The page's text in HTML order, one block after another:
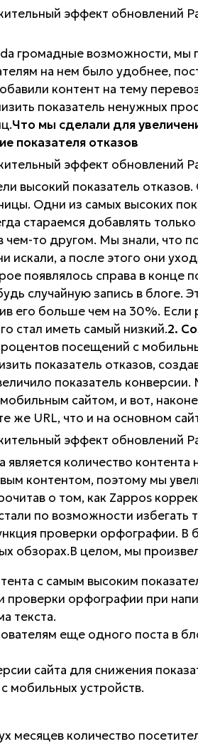
громадные возможности, мы
на нем было удобнее,
контент на тему
показатель ненужных
Что мы сделали для
показателя отказов
высокий показатель
Одни из самых высоких
стараемся добавлять
то другом. Мы знали, что
а после этого они
появлялось справа в конце
случайную запись в блоге.
его больше чем на 30%.
стал иметь самый низкий.2.
посещений с
показатель отказов,
показатель
сайтом, и вот,
же URL, что и на основном
является количество
контентом, поэтому мы
о том, как Zappos
по возможности
проверки орфографии.
обзорах.В целом, мы
с самым высоким
орфографии при
текста.
еще одного поста в
сайта для снижения
мобильных устройств.
месяцев количество